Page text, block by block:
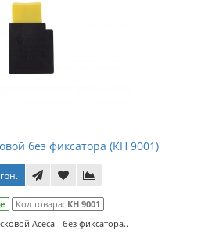
без фиксатора (КН 9001)
Код товара: КН 9001
Асеса - без фиксатора..